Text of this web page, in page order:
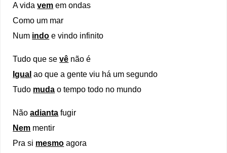
A vidavem em ondas
Como um mar
Num indo e vindo infinito
Tudo que sevê não é
Igual ao que a gente viu há um segundo
Tudo muda o tempo todo no mundo
Nãoadianta fugir
Nem mentir
Pra si mesmo agora